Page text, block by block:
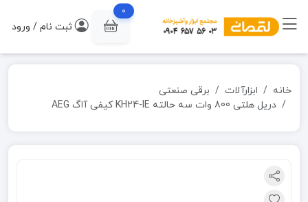
0
ثبت نام / ورود
خانه ابزارآلات
برقی صنعتی
دریل هلتی 800 وات سه حالته KH24-IE کیفی آاگ AEG